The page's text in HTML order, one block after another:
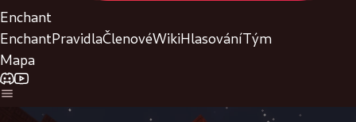
Enchant
EnchantPravidlaČlenovéWikiHlasováníTým
Mapa